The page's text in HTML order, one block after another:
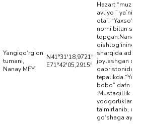
Yangiqo‘rg‘on
tumani,
Nanay MFY
N41°31'18,9721"
E71°42'05,2915"
Hazart “muzni
avliyo ” ya’ni
ota”, “Yaxso‘z
nomi bilan
topgan.Nanay
qishlog‘ining
sharqida adir
joylashgan
qabristonidagi
tepalikda
bobo” dafn
.Mustaqillik
yodgorliklar
ta’mirlanib,
go‘shaga